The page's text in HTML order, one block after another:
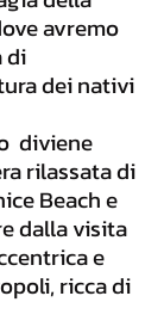
avremo
di
dei nativi
diviene
rilassata di
Beach e
dalla visita
e
ricca di